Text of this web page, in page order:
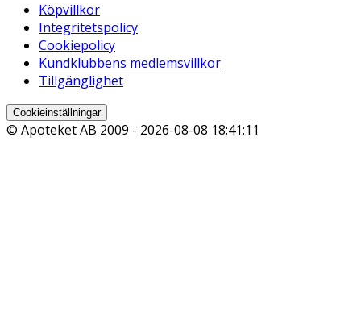
Köpvillkor
Integritetspolicy
Cookiepolicy
Kundklubbens medlemsvillkor
Tillgänglighet
Cookieinställningar
© Apoteket AB 2009 - 2026-08-08 18:41:11